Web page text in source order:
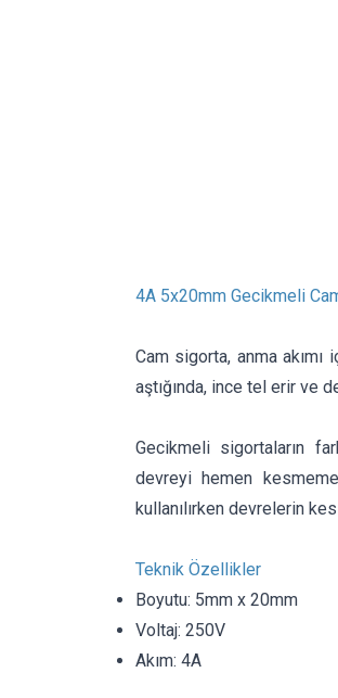
4A 5x20mm Gecikmeli
Cam sigorta, anma akımı
aştığında, ince tel erir ve
Gecikmeli sigortaların
devreyi hemen
kullanılırken devrelerin
Teknik Özellikler
Boyutu: 5mm x 20mm
Voltaj: 250V
Akım: 4A